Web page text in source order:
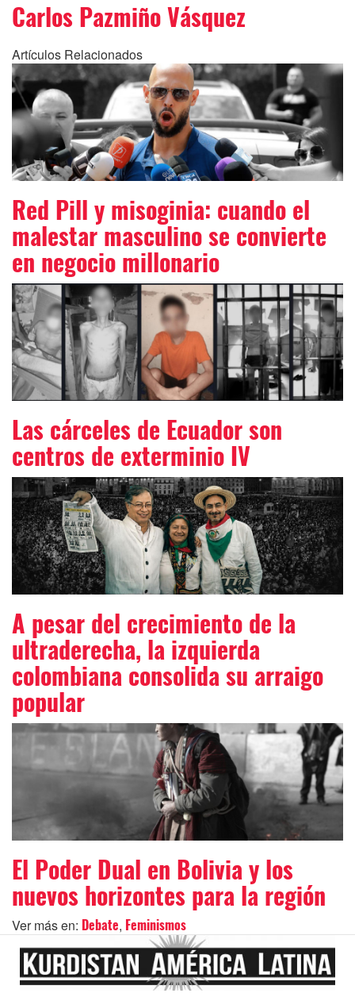
Carlos Pazmiño Vásquez
Artículos Relacionados
Red Pill y misoginia: cuando el
malestar masculino se convierte
en negocio millonario
Las cárceles de Ecuador son
centros de exterminio IV
A pesar del crecimiento de la
ultraderecha, la izquierda
colombiana consolida su arraigo
popular
El Poder Dual en Bolivia y los
nuevos horizontes para la región
Ver más en: Debate, Feminismos